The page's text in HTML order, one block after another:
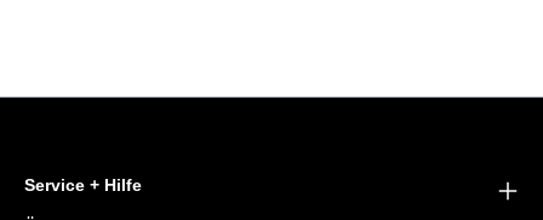
Service + Hilfe